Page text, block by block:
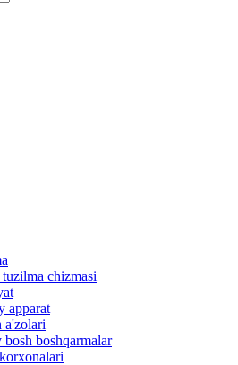
chizmasi
apparat
a'zolari
boshqarmalar